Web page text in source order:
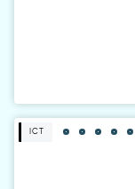
ICT